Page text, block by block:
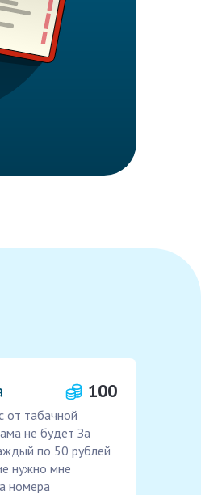
100
от табачной
не будет За
по 50 рублей
нужно мне
номера